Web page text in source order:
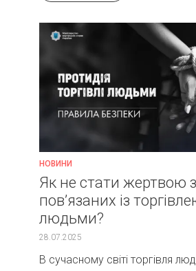
НОВИНИ
Як не стати жертвою
пов’язаних із
людьми?
28.07.2025
В сучасному світі торгівля